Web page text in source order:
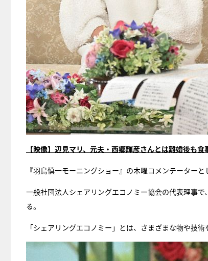
【映像】辺見マリ、元夫・西郷輝彦さんとは離婚後も
『羽鳥慎一モーニングショー』の木曜コメンテーターと
一般社団法人シェアリングエコノミー協会の代表理事
る。
「シェアリングエコノミー」とは、さまざまな物や技